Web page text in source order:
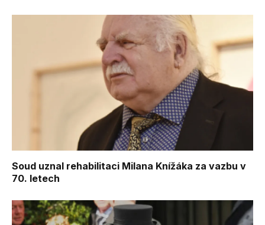
Soud uznal rehabilitaci Milana Knížáka za vazbu v
70. letech